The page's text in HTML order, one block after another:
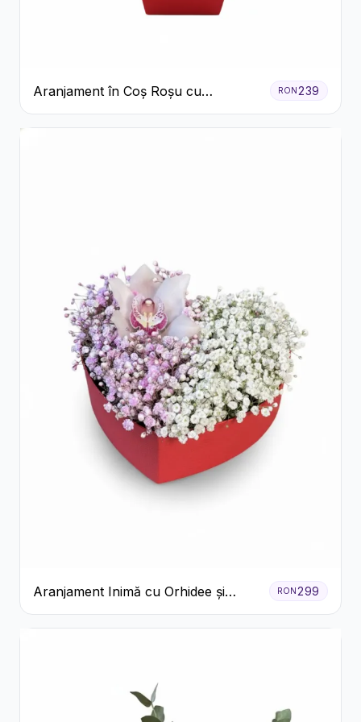
Aranjament în Coș Roșu cu
Trandafiri și Crizanteme Albe
RON239
Aranjament Inimă cu Orhidee și
Floarea Miresei
RON 299